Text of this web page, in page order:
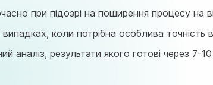
при підозрі на поширення процесу на
коли потрібна особлива точність
аналіз, результати якого готові через